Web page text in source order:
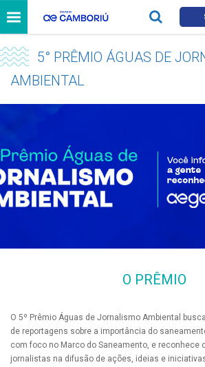
5° PRÊMIO ÁGUAS DE
AMBIENTAL
O PRÊMIO
O 5º Prêmio Águas de Jornalismo Ambiental
de reportagens sobre a importância do
com foco no Marco do Saneamento, e reconhece
jornalistas na difusão de ações, ideias e